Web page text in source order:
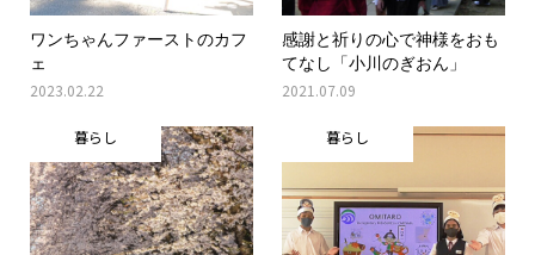
ワンちゃんファーストのカフ
ェ
2023.02.22
感謝と祈りの心で神様をおも
てなし「小川のぎおん」
2021.07.09
暮らし 暮らし